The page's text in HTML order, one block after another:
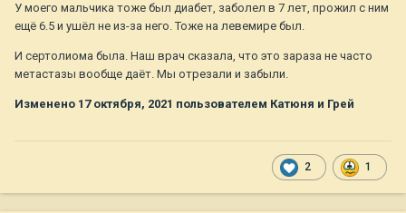
У моего мальчика тоже был диабет, заболел в 7 лет, прожил с ним
ещё 6.5 и ушёл не из-за него. Тоже на левемире был.
И сертолиома была. Наш врач сказала, что это зараза не часто
метастазы вообще даёт. Мы отрезали и забыли.
Изменено 17 октября, 2021 пользователем Катюня и Грей
2 1